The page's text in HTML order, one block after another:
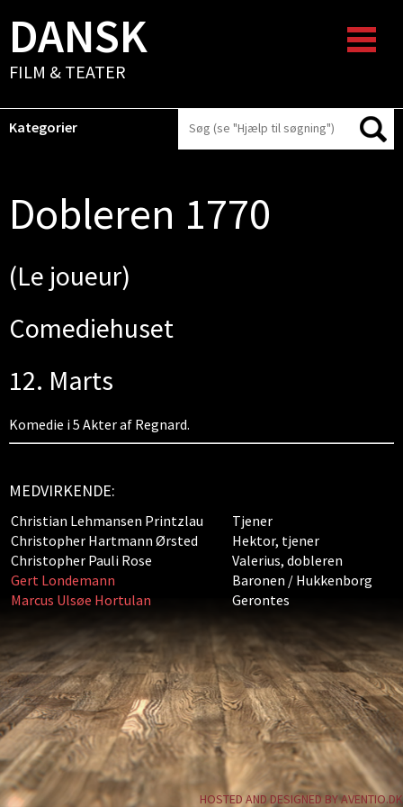
DANSK
FILM & TEATER
Kategorier
Dobleren 1770
(Le joueur)
Comediehuset
12. Marts
Komedie i 5 Akter af Regnard.
MEDVIRKENDE:
Christian Lehmansen Printzlau
Tjener
Christopher Hartmann Ørsted
Hektor, tjener
Christopher Pauli Rose
Valerius, dobleren
Gert Londemann
Baronen / Hukkenborg
Marcus Ulsøe Hortulan
Gerontes
HOSTED AND DESIGNED BY AVENTIO.DK